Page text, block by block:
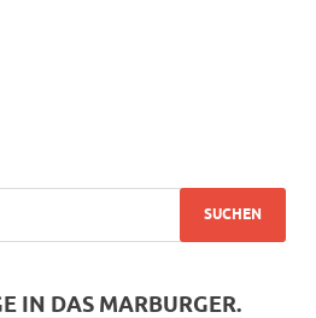
IN DAS MARBURGER.